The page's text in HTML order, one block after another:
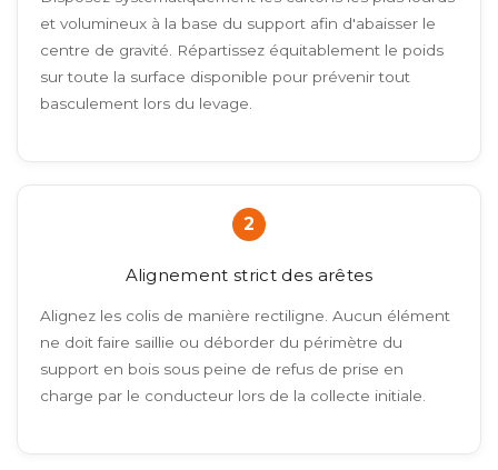
et volumineux à la base du support afin d'abaisser le
centre de gravité. Répartissez équitablement le poids
sur toute la surface disponible pour prévenir tout
basculement lors du levage.
2
Alignement strict des arêtes
Alignez les colis de manière rectiligne. Aucun élément
ne doit faire saillie ou déborder du périmètre du
support en bois sous peine de refus de prise en
charge par le conducteur lors de la collecte initiale.